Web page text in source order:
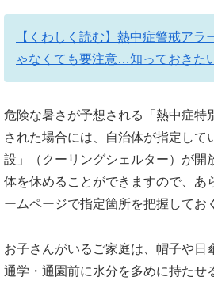
【くわしく読む】熱中症警戒ア
ゃなくても要注意…知っておきた
危険な暑さが予想される「熱中症特
された場合には、自治体が指定して
設」（クーリングシェルター）が開
体を休めることができますので、あ
ームページで指定箇所を把握してお
お子さんがいるご家庭は、帽子や日
通学・通園前に水分を多めに持たせ